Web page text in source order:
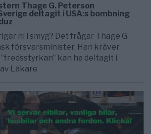
Thage G. Peterson
deltagit i USA:s bombning
ni i smyg? Det frågar Thage G
försvarsminister. Han kräver
kan ha deltagit i
Läkare